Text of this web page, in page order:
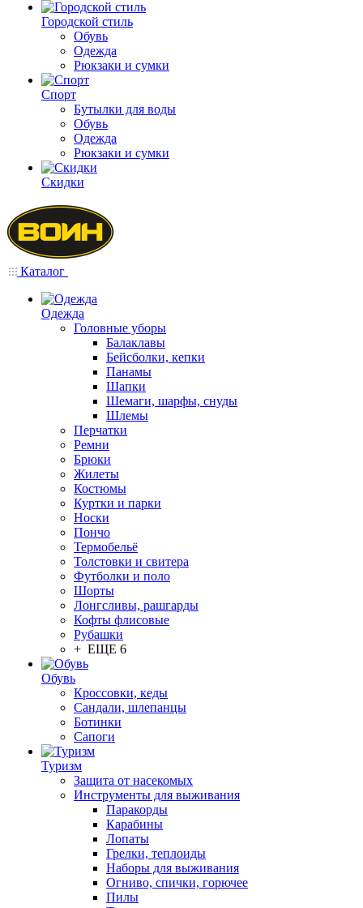
Городской стиль
Обувь
Одежда
Рюкзаки и сумки
Спорт
Бутылки для воды
Обувь
Одежда
Рюкзаки и сумки
Скидки
Каталог
Одежда
Головные уборы
Балаклавы
Бейсболки, кепки
Панамы
Шапки
Шемаги, шарфы, снуды
Шлемы
Перчатки
Ремни
Брюки
Жилеты
Костюмы
Куртки и парки
Носки
Пончо
Термобельё
Толстовки и свитера
Футболки и поло
Шорты
Лонгсливы, рашгарды
Кофты флисовые
Рубашки
+ ЕЩЕ 6
Обувь
Кроссовки, кеды
Сандали, шлепанцы
Ботинки
Сапоги
Туризм
Защита от насекомых
Инструменты для выживания
Паракорды
Карабины
Лопаты
Грелки, теплоиды
Наборы для выживания
Огниво, спички, горючее
Пилы